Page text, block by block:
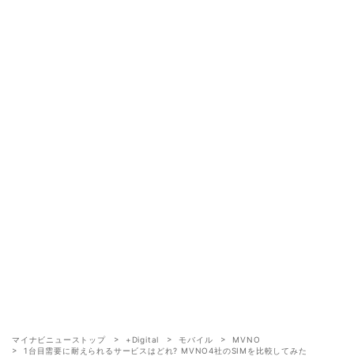
マイナビニューストップ +Digital モバイル
MVNO
1台目需要に耐えられるサービスはどれ? MVNO4社のSIMを比較してみた